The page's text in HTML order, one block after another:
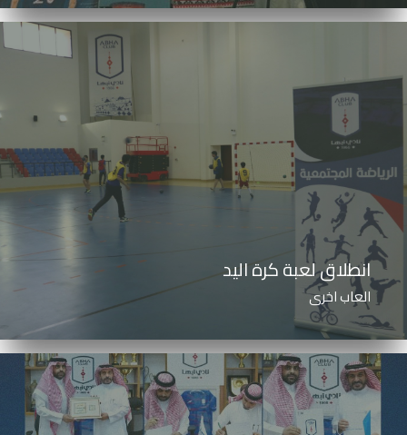
انطلاق لعبة كرة اليد
العاب اخرى